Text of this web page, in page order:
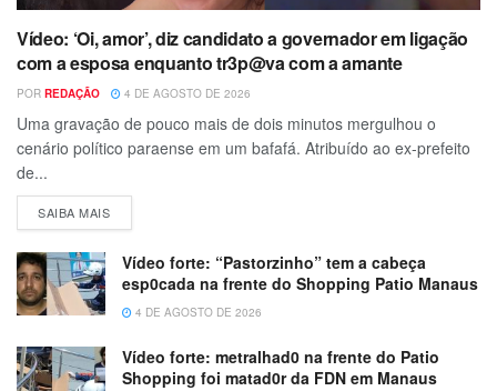
Vídeo: ‘Oi, amor’, diz candidato a governador em ligação
com a esposa enquanto tr3p@va com a amante
POR REDAÇÃO 4 DE AGOSTO DE 2026
Uma gravação de pouco mais de dois minutos mergulhou o
cenário político paraense em um bafafá. Atribuído ao ex-prefeito
de...
SAIBA MAIS
Vídeo forte: “Pastorzinho” tem a cabeça
esp0cada na frente do Shopping Patio Manaus
4 DE AGOSTO DE 2026
Vídeo forte: metralhad0 na frente do Patio
Shopping foi matad0r da FDN em Manaus